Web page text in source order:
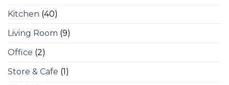
Kitchen (40)
Living Room (9)
Office (2)
Store & Cafe (1)